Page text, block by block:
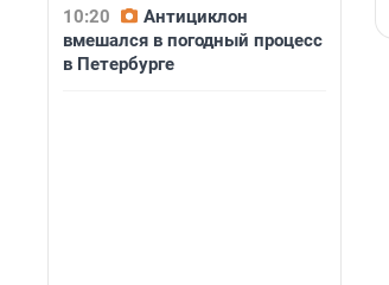
10:20
Антициклон
вмешался в погодный процесс
в Петербурге